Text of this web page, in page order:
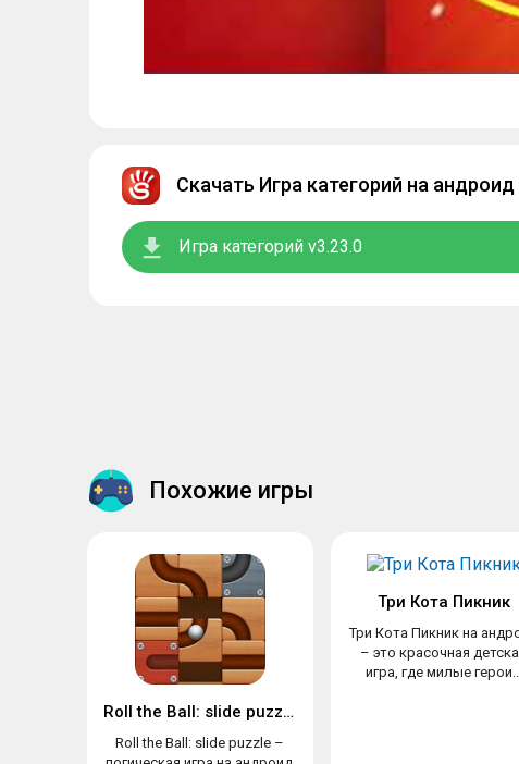
Скачать Игра категорий на
Игра категорий v3.23.0
Похожие игры
Roll the Ball: slide puzzle
Roll the Ball: slide puzzle –
Три Кота Пикник
Три Кота Пикник на
– это красочная
игра, где милые герои...